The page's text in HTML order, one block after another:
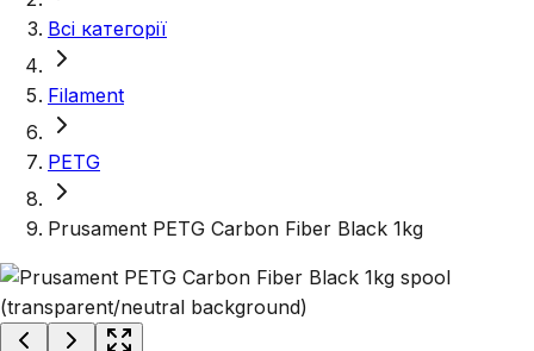
Всі категорії
Filament
PETG
Prusament PETG Carbon Fiber Black 1kg